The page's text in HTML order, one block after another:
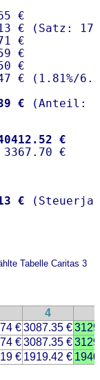
€
€ (Satz:
€
€
€
€ ( 1.81%/
€
€
€
Tabelle Caritas 3
4
€3087.35 €
€3087.35 €
€ 1919.42 €